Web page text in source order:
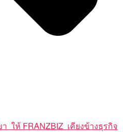
ให้ FRANZBIZ เคียงข้างธุรกิจ